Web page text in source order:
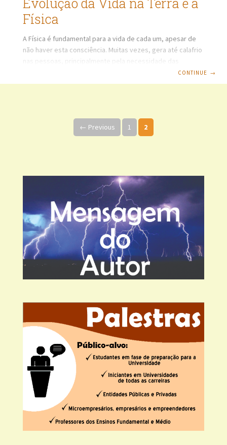
Evolução da Vida na Terra e a
Física
A Física é fundamental para a vida de cada um, apesar de
não haver esta consciência. Muitas vezes, gera até calafrio
nas pessoas, principalmente pela necessidade das
formulações matemáticas complexas, para analisar,
mensurar e comprovar os fenômenos físicos e tirar deles
ciências, dando fundamentação para entendermos como
funcionam as coisas no nosso Planeta e no Universo,
tornando mais fácil entender a natureza humana e os
CONTINUE →
Navegação de artigos
← Previous 1 2